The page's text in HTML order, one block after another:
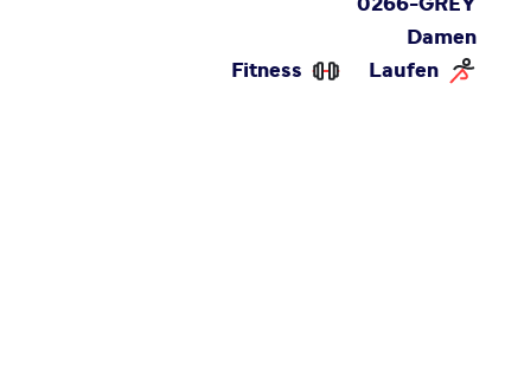
0266-GREY
Damen
Fitness Laufen